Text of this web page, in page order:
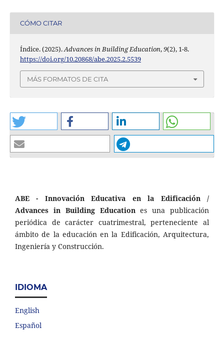
CÓMO CITAR
Índice. (2025).Advances in Building Education,9(2), 1-8.
https://doi.org/10.20868/abe.2025.2.5539
MÁS FORMATOS DE CITA
ABE - Innovación Educativa en la Edificación /
Advances in Building Educationes una publicación
periódica de carácter cuatrimestral, perteneciente al
ámbito de la educación en la Edificación, Arquitectura,
Ingeniería y Construcción.
IDIOMA
English
Español